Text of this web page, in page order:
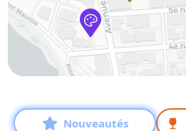
Nouveautés